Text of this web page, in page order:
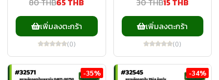
80 THB65 THB
เพิ่มลงตะกร้า
(0)
30 THB15 THB
เพิ่มลงตะกร้า
(0)
-35% -34%